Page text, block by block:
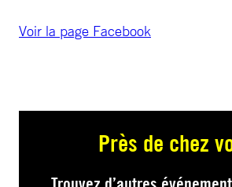
Voir la page Facebook
Près de chez